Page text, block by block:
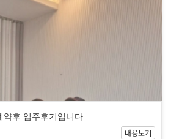
약후 입주후기입니다
내용보기